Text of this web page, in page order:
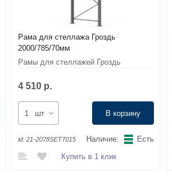
Рама для стеллажа Гроздь
2000/785/70мм
Рамы для стеллажей Гроздь
4 510 р.
шт В корзину
id: 21-2078SET7015 Наличие:
Есть
Купить в 1 клик